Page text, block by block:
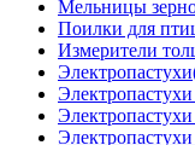
Мельницы
Поилки для
Измерители